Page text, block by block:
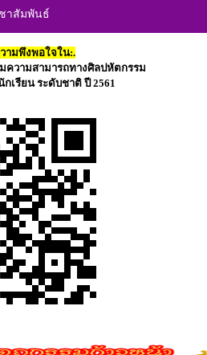
าสัมพันธ์
ามพึงพอใจใน:.
ความสามารถทางศิลปหัตกรรม
เรียน ระดับชาติ ปี 2561